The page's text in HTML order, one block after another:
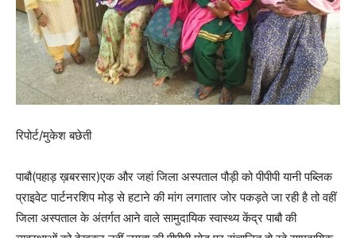
रिपोर्ट/मुकेश बछेती
पाबौ(पहाड़ ख़बरसार)एक और जहां जिला अस्पताल पौड़ी को पीपीपी यानी पब्लिक
प्राइवेट पार्टनरशिप मोड़ से हटाने की मांग लगातार जोर पकड़ते जा रही है तो वहीं
जिला अस्पताल के अंतर्गत आने वाले सामुदायिक स्वास्थ्य केंद्र पाबौ की